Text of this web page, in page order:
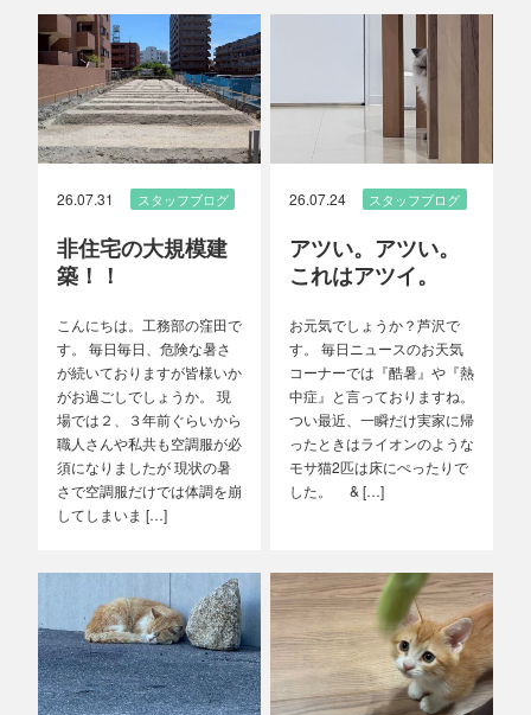
26.07.31 スタッフブログ
非住宅の大規模建
築！！
こんにちは。工務部の窪田で
す。 毎日毎日、危険な暑さ
が続いておりますが皆様いか
がお過ごしでしょうか。 現
場では２、３年前ぐらいから
職人さんや私共も空調服が必
須になりましたが 現状の暑
さで空調服だけでは体調を崩
してしまいま […]
26.07.24 スタッフブログ
アツい。アツい。
これはアツイ。
お元気でしょうか？芦沢で
す。 毎日ニュースのお天気
コーナーでは『酷暑』や『熱
中症』と言っておりますね。
つい最近、一瞬だけ実家に帰
ったときはライオンのような
モサ猫2匹は床にぺったりで
した。 & […]